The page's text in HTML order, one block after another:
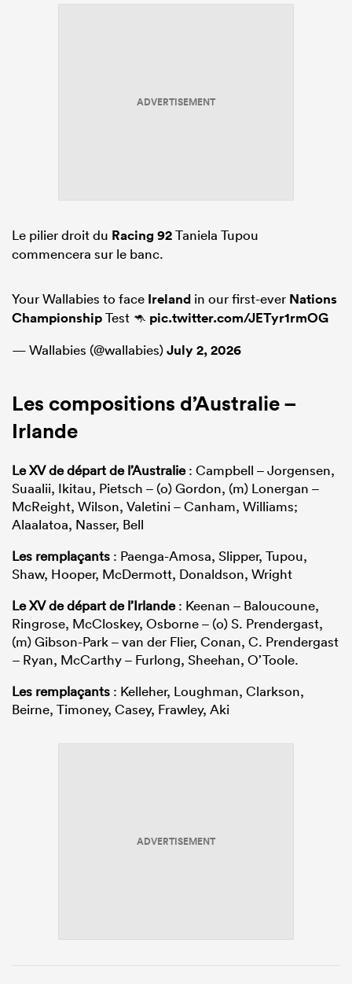
ADVERTISEMENT
Le pilier droit du Racing 92Taniela Tupou
commencera sur le banc.
Your Wallabies to face Ireland in our first-ever Nations
ChampionshipTest 🦘 pic.twitter.com/JETyr1rmOG
— Wallabies (@wallabies)July 2, 2026
Les compositions d’Australie –
Irlande
Le XV de départ de l’Australie: Campbell – Jorgensen,
Suaalii, Ikitau, Pietsch – (o) Gordon, (m) Lonergan –
McReight, Wilson, Valetini – Canham, Williams;
Alaalatoa, Nasser, Bell
Les remplaçants : Paenga-Amosa, Slipper, Tupou,
Shaw, Hooper, McDermott, Donaldson, Wright
Le XV de départ de l’Irlande: Keenan – Baloucoune,
Ringrose, McCloskey, Osborne – (o) S. Prendergast,
(m) Gibson-Park – van der Flier, Conan, C. Prendergast
– Ryan, McCarthy – Furlong, Sheehan, O’Toole.
Les remplaçants : Kelleher, Loughman, Clarkson,
Beirne, Timoney, Casey, Frawley, Aki
ADVERTISEMENT